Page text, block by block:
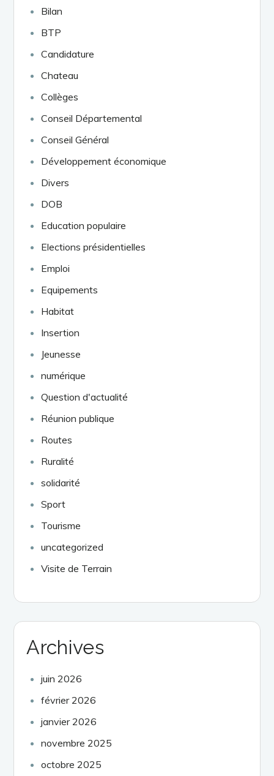
Bilan
BTP
Candidature
Chateau
Collèges
Conseil Départemental
Conseil Général
Développement économique
Divers
DOB
Education populaire
Elections présidentielles
Emploi
Equipements
Habitat
Insertion
Jeunesse
numérique
Question d'actualité
Réunion publique
Routes
Ruralité
solidarité
Sport
Tourisme
uncategorized
Visite de Terrain
Archives
juin 2026
février 2026
janvier 2026
novembre 2025
octobre 2025